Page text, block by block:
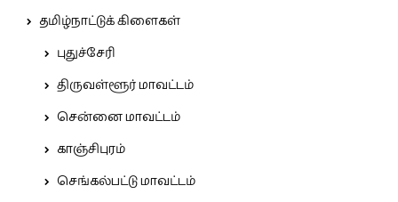
தமிழ்நாட்டுக் கிளைகள்
புதுச்சேரி
திருவள்ளூர் மாவட்டம்
சென்னை மாவட்டம்
காஞ்சிபுரம்
செங்கல்பட்டு மாவட்டம்